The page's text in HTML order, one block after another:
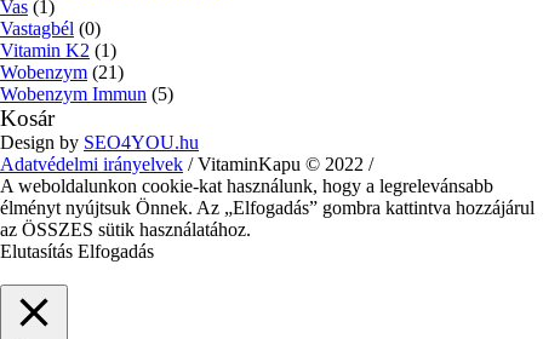
Vas (1)
Vastagbél (0)
Vitamin K2 (1)
Wobenzym (21)
Wobenzym Immun (5)
Kosár
Design by SEO4YOU.hu
Adatvédelmi irányelvek / VitaminKapu © 2022 /
A weboldalunkon cookie-kat használunk, hogy a legrelevánsabb
élményt nyújtsuk Önnek. Az „Elfogadás” gombra kattintva hozzájárul
az ÖSSZES sütik használatához.
Elutasítás Elfogadás